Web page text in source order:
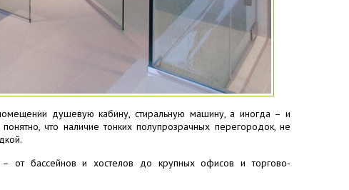
душевую кабину, стиральную машину, а иногда – и
что наличие тонких полупрозрачных перегородок, не
от бассейнов и хостелов до крупных офисов и торгово-